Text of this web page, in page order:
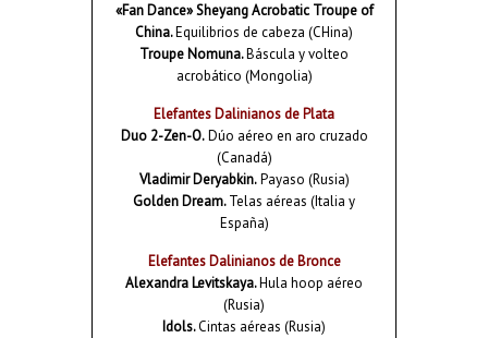
«Fan Dance» Sheyang Acrobatic Troupe of
China.Equilibrios de cabeza (CHina)
Troupe Nomuna.Báscula y volteo
acrobático (Mongolia)
Elefantes Dalinianos de Plata
Duo 2-Zen-O.Dúo aéreo en aro cruzado
(Canadá)
Vladimir Deryabkin.Payaso (Rusia)
Golden Dream.Telas aéreas (Italia y
España)
Elefantes Dalinianos de Bronce
Alexandra Levitskaya.Hula hoop aéreo
(Rusia)
Idols.Cintas aéreas (Rusia)